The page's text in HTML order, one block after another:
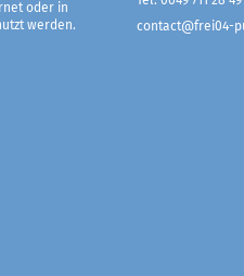
oder in
werden.
contact@frei04-